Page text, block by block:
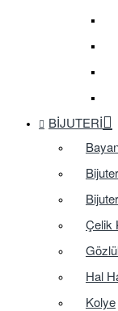
BIJUTERI
Çelik
Hal
Kolye